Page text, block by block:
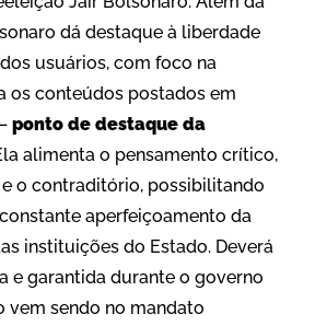
dá destaque à liberdade
usuários, com foco na
os conteúdos postados em
ponto de destaque da
alimenta o pensamento crítico,
o contraditório, possibilitando
aperfeiçoamento da
instituições do Estado. Deverá
e garantida durante o governo
vem sendo no mandato